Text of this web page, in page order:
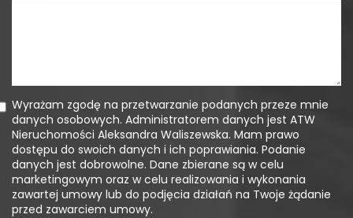
Wyrażam zgodę na przetwarzanie podanych przeze mnie
danych osobowych. Administratorem danych jest ATW
Nieruchomości Aleksandra Waliszewska. Mam prawo
dostępu do swoich danych i ich poprawiania. Podanie
danych jest dobrowolne. Dane zbierane są w celu
marketingowym oraz w celu realizowania i wykonania
zawartej umowy lub do podjęcia działań na Twoje żądanie
przed zawarciem umowy.